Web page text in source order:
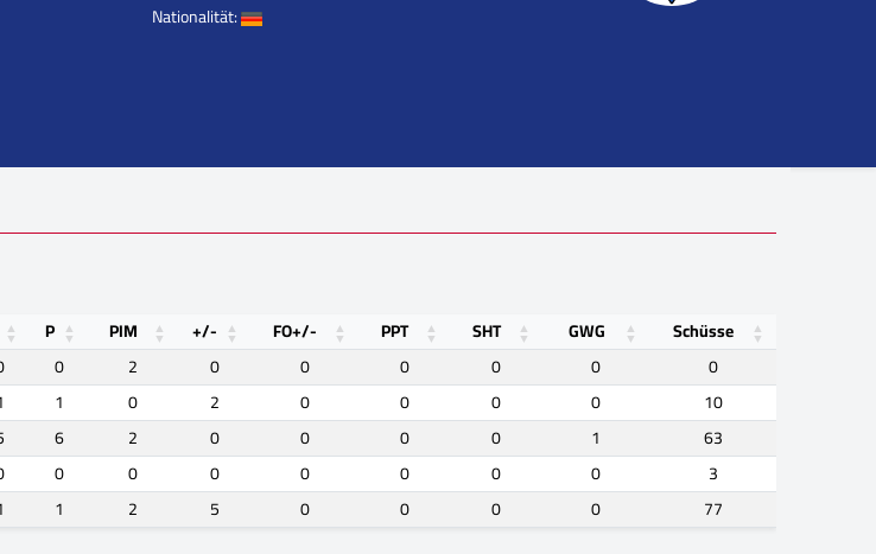
Nationalität:
P PIM +/- FO+/- PPT SHT GWG
Schüsse
0 2 0 0 0 0 0
0
1 0 2 0 0 0 0
10
6 2 0 0 0 0 1
63
0 0 0 0 0 0 0
3
1 2 5 0 0 0 0 77